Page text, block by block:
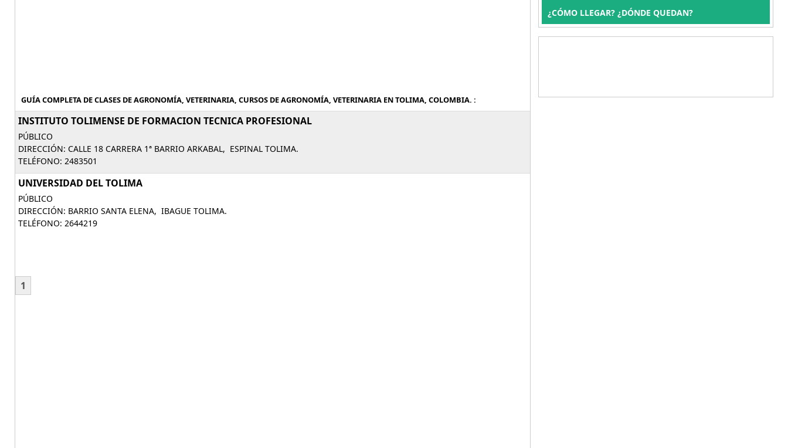
GUÍA COMPLETA DE CLASES DE AGRONOMÍA, VETERINARIA, CURSOS DE AGRONOMÍA, VETERINARIA EN TOLIMA, COLOMBIA. :
INSTITUTO TOLIMENSE DE FORMACION TECNICA PROFESIONAL
PÚBLICO
DIRECCIÓN: CALLE 18 CARRERA 1ª BARRIO ARKABAL, ESPINAL TOLIMA.
TELÉFONO: 2483501
UNIVERSIDAD DEL TOLIMA
PÚBLICO
DIRECCIÓN: BARRIO SANTA ELENA, IBAGUE TOLIMA.
TELÉFONO: 2644219
1
¿CÓMO LLEGAR? ¿DÓNDE QUEDAN?